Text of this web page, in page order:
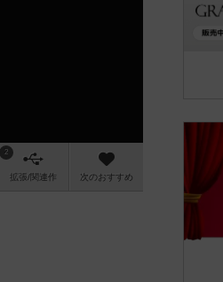
2
拡張/関連作 次のおすすめ